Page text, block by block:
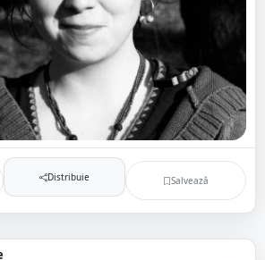
Distribuie Salvează